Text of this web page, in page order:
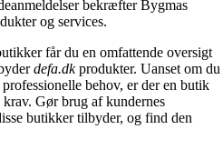
bekræfter Bygmas
og services.
får du en omfattende oversigt
defa.dkprodukter. Uanset om du
behov, er der en butik
Gør brug af kundernes
butikker tilbyder, og find den